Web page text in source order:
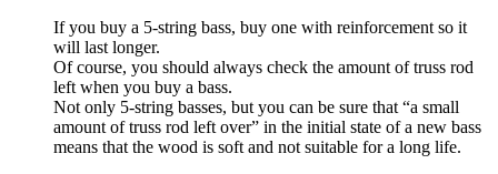
If you buy a 5-string bass, buy one with reinforcement so it
will last longer.
Of course, you should always check the amount of truss rod
left when you buy a bass.
Not only 5-string basses, but you can be sure that “a small
amount of truss rod left over” in the initial state of a new bass
means that the wood is soft and not suitable for a long life.